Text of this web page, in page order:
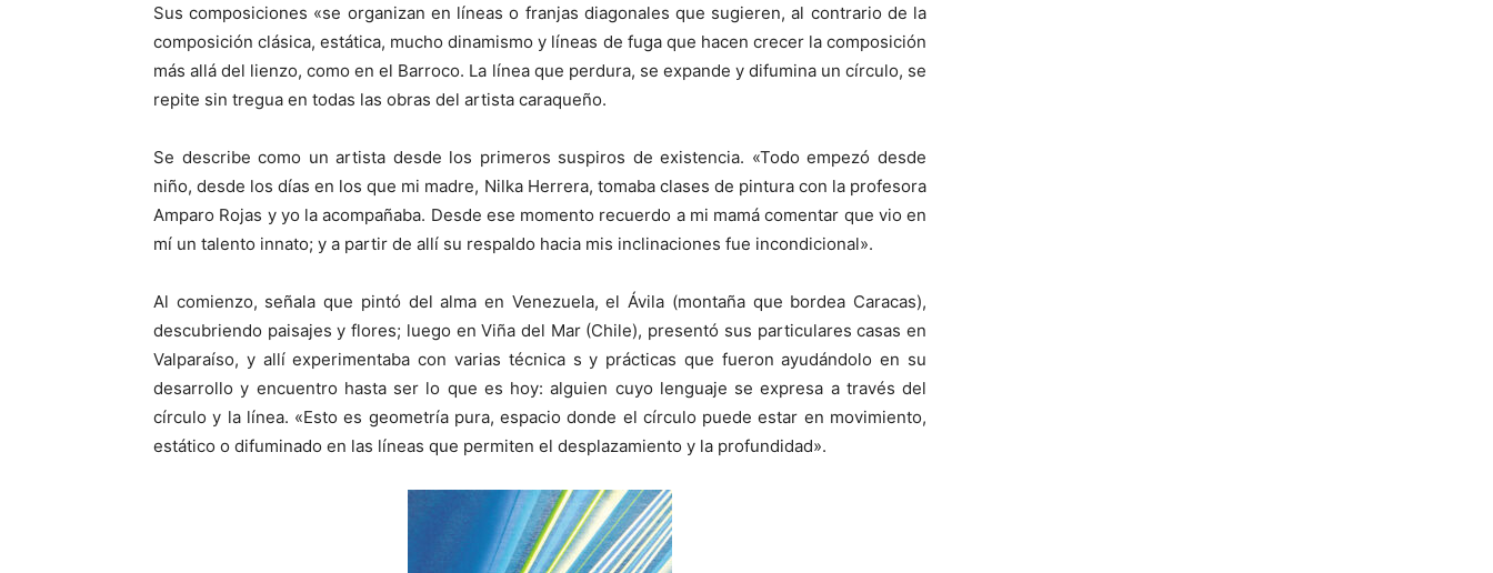
Sus composiciones «se organizan en líneas o franjas diagonales que sugieren, al contrario de la
composición clásica, estática, mucho dinamismo y líneas de fuga que hacen crecer la composición
más allá del lienzo, como en el Barroco. La línea que perdura, se expande y difumina un círculo, se
repite sin tregua en todas las obras del artista caraqueño.
Se describe como un artista desde los primeros suspiros de existencia. «Todo empezó desde
niño, desde los días en los que mi madre, Nilka Herrera, tomaba clases de pintura con la profesora
Amparo Rojas y yo la acompañaba. Desde ese momento recuerdo a mi mamá comentar que vio en
mí un talento innato; y a partir de allí su respaldo hacia mis inclinaciones fue incondicional».
Al comienzo, señala que pintó del alma en Venezuela, el Ávila (montaña que bordea Caracas),
descubriendo paisajes y flores; luego en Viña del Mar (Chile), presentó sus particulares casas en
Valparaíso, y allí experimentaba con varias técnica s y prácticas que fueron ayudándolo en su
desarrollo y encuentro hasta ser lo que es hoy: alguien cuyo lenguaje se expresa a través del
círculo y la línea. «Esto es geometría pura, espacio donde el círculo puede estar en movimiento,
estático o difuminado en las líneas que permiten el desplazamiento y la profundidad».